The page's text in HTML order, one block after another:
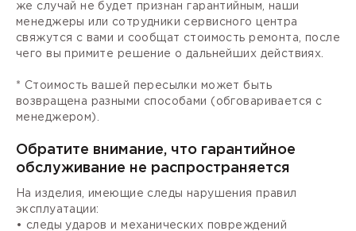
же случай не будет признан гарантийным, наши
менеджеры или сотрудники сервисного центра
свяжутся с вами и сообщат стоимость ремонта, после
чего вы примите решение о дальнейших действиях.
* Стоимость вашей пересылки может быть
возвращена разными способами (обговаривается с
менеджером).
Обратите внимание, что гарантийное
обслуживание не распространяется
На изделия, имеющие следы нарушения правил
эксплуатации:
• следы ударов и механических повреждений